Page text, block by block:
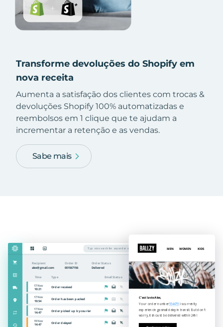
Transforme devoluções do Shopify em
nova receita
Aumenta a satisfação dos clientes com trocas &
devoluções Shopify 100% automatizadas e
reembolsos em 1 clique que te ajudam a
incrementar a retenção e as vendas.
Sabe mais